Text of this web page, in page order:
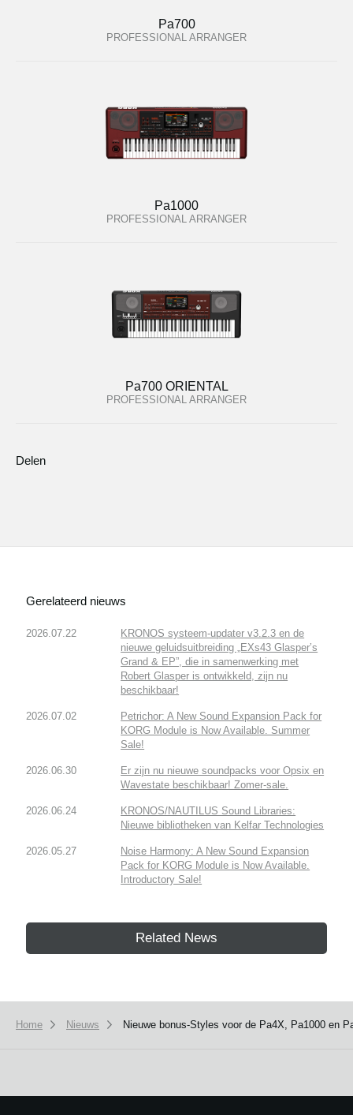
Pa700
PROFESSIONAL ARRANGER
Pa1000
PROFESSIONAL ARRANGER
Pa700 ORIENTAL
PROFESSIONAL ARRANGER
Delen
Gerelateerd nieuws
2026.07.22
KRONOS systeem-updater v3.2.3 en de
nieuwe geluidsuitbreiding „EXs43 Glasper’s
Grand & EP”, die in samenwerking met
Robert Glasper is ontwikkeld, zijn nu
beschikbaar!
2026.07.02
Petrichor: A New Sound Expansion Pack for
KORG Module is Now Available. Summer
Sale!
2026.06.30
Er zijn nu nieuwe soundpacks voor Opsix en
Wavestate beschikbaar! Zomer-sale.
2026.06.24
KRONOS/NAUTILUS Sound Libraries:
Nieuwe bibliotheken van Kelfar Technologies
2026.05.27
Noise Harmony: A New Sound Expansion
Pack for KORG Module is Now Available.
Introductory Sale!
Related News
Home Nieuws Nieuwe bonus-Styles voor de Pa4X, Pa1000 en